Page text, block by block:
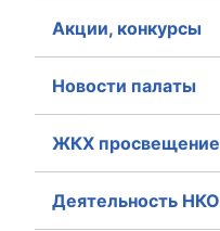
Акции, конкурсы
Новости палаты
ЖКХ просвещение
Деятельность НКО